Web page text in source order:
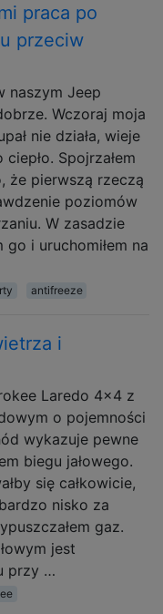
praca po
przeciw
naszym Jeep
Wczoraj moja
nie działa, wieje
Spojrzałem
że pierwszą rzeczą
poziomów
W zasadzie
go i uruchomiłem na
antifreeze
i
Laredo 4x4 z
o pojemności
wykazuje pewne
biegu jałowego.
się całkowicie,
nisko za
gaz.
jest
przy …